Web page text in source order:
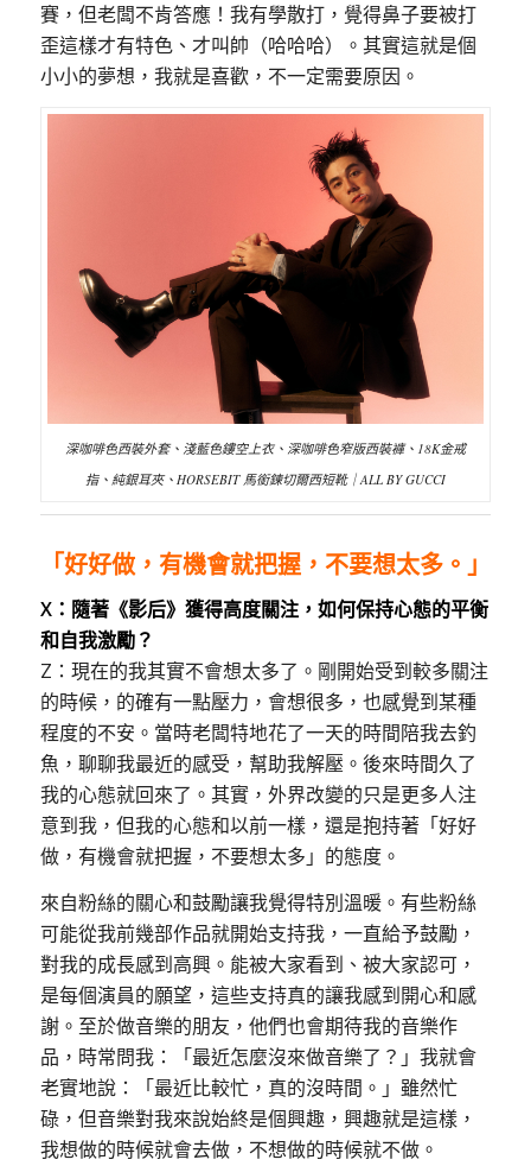
賽，但老闆不肯答應！我有學散打，覺得鼻子要被打
歪這樣才有特色、才叫帥（哈哈哈）。其實這就是個
小小的夢想，我就是喜歡，不一定需要原因。
深咖啡色西裝外套、淺藍色鏤空上衣、深咖啡色窄版西裝褲、18K金戒
指、純銀耳夾、HORSEBIT 馬銜鍊切爾西短靴｜ALL BY GUCCI
「好好做，有機會就把握，不要想太多。」
X：隨著《影后》獲得高度關注，如何保持心態的平衡
和自我激勵？
Z：現在的我其實不會想太多了。剛開始受到較多關注
的時候，的確有一點壓力，會想很多，也感覺到某種
程度的不安。當時老闆特地花了一天的時間陪我去釣
魚，聊聊我最近的感受，幫助我解壓。後來時間久了
我的心態就回來了。其實，外界改變的只是更多人注
意到我，但我的心態和以前一樣，還是抱持著「好好
做，有機會就把握，不要想太多」的態度。
來自粉絲的關心和鼓勵讓我覺得特別溫暖。有些粉絲
可能從我前幾部作品就開始支持我，一直給予鼓勵，
對我的成長感到高興。能被大家看到、被大家認可，
是每個演員的願望，這些支持真的讓我感到開心和感
謝。至於做音樂的朋友，他們也會期待我的音樂作
品，時常問我：「最近怎麼沒來做音樂了？」我就會
老實地說：「最近比較忙，真的沒時間。」雖然忙
碌，但音樂對我來說始終是個興趣，興趣就是這樣，
我想做的時候就會去做，不想做的時候就不做。